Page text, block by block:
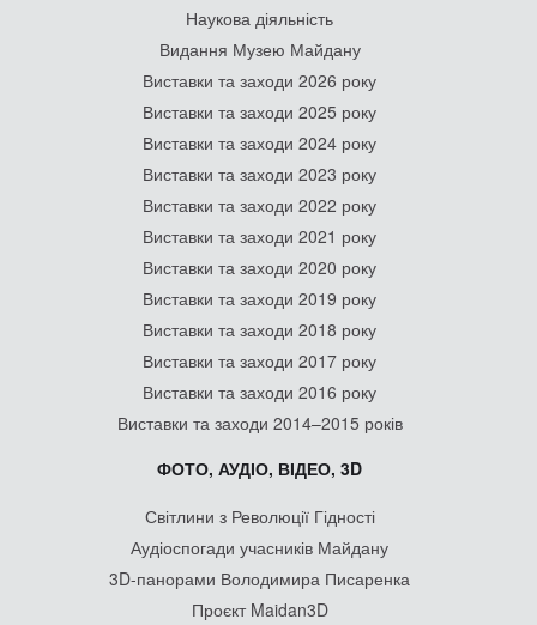
Наукова діяльність
Видання Музею Майдану
Виставки та заходи 2026 року
Виставки та заходи 2025 року
Виставки та заходи 2024 року
Виставки та заходи 2023 року
Виставки та заходи 2022 року
Виставки та заходи 2021 року
Виставки та заходи 2020 року
Виставки та заходи 2019 року
Виставки та заходи 2018 року
Виставки та заходи 2017 року
Виставки та заходи 2016 року
Виставки та заходи 2014–2015 років
ФОТО, АУДІО, ВІДЕО, 3D
Світлини з Революції Гідності
Аудіоспогади учасників Майдану
3D-панорами Володимира Писаренка
Проєкт Maidan3D